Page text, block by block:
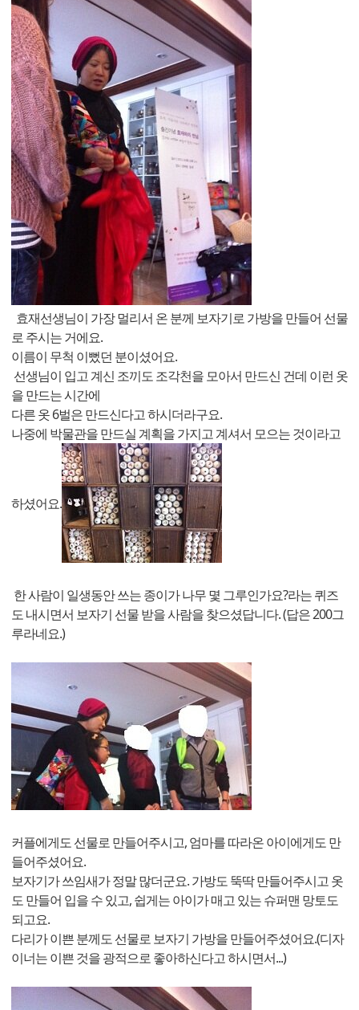
효재선생님이 가장 멀리서 온 분께 보자기로 가방을 만들어 선물
로 주시는 거에요.
이름이 무척 이뻤던 분이셨어요.
선생님이 입고 계신 조끼도 조각천을 모아서 만드신 건데 이런 옷
을 만드는 시간에
다른 옷 6벌은 만드신다고 하시더라구요.
나중에 박물관을 만드실 계획을 가지고 계셔서 모으는 것이라고
하셨어요.
한 사람이 일생동안 쓰는 종이가 나무 몇 그루인가요?라는 퀴즈
도 내시면서 보자기 선물 받을 사람을 찾으셨답니다. (답은 200그
루라네요.)
커플에게도 선물로 만들어주시고, 엄마를 따라온 아이에게도 만
들어주셨어요.
보자기가 쓰임새가 정말 많더군요. 가방도 뚝딱 만들어주시고 옷
도 만들어 입을 수 있고, 쉽게는 아이가 매고 있는 슈퍼맨 망토도
되고요.
다리가 이쁜 분께도 선물로 보자기 가방을 만들어주셨어요.(디자
이너는 이쁜 것을 광적으로 좋아하신다고 하시면서...)